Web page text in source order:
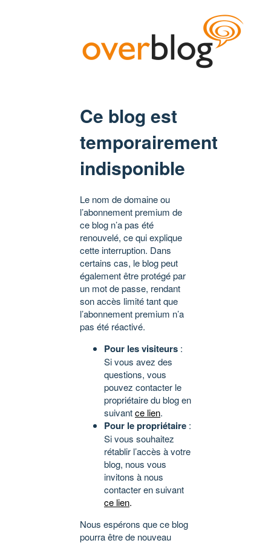
Ce blog est
temporairement
indisponible
Le nom de domaine ou
l’abonnement premium de
ce blog n’a pas été
renouvelé, ce qui explique
cette interruption. Dans
certains cas, le blog peut
également être protégé par
un mot de passe, rendant
son accès limité tant que
l’abonnement premium n’a
pas été réactivé.
Pour les visiteurs :
Si vous avez des
questions, vous
pouvez contacter le
propriétaire du blog en
suivantce lien.
Pour le propriétaire :
Si vous souhaitez
rétablir l’accès à votre
blog, nous vous
invitons à nous
contacter en suivant
ce lien.
Nous espérons que ce blog
pourra être de nouveau